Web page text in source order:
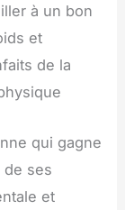
à un bon
et
de la
qui gagne
de ses
et